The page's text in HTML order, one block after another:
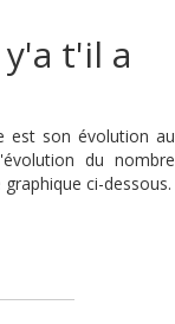
t'il a
est son évolution au
du nombre
ci-dessous.